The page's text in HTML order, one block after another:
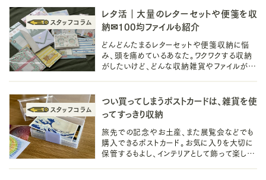
レタ活｜大量のレターセットや便箋を収
納✉100均ファイルも紹介
どんどんたまるレターセットや便箋収納に悩
み、頭を痛めているあなた。ワクワクする収納
がしたいけど、どんな収納雑貨やファイルがい
つい買ってしまうポストカードは、雑貨を使
ってすっきり収納
旅先での記念やお土産、また展覧会などでも
購入できるポストカード。お気に入りを大切に
保管するもよし、インテリアとして飾って楽しむ